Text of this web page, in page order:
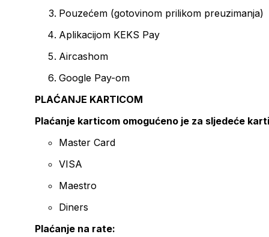
Pouzećem (gotovinom prilikom preuzimanja)
Aplikacijom KEKS Pay
Aircashom
Google Pay-om
PLAĆANJE KARTICOM
Plaćanje karticom omogućeno je za sljedeće
Master Card
VISA
Maestro
Diners
Plaćanje na rate: